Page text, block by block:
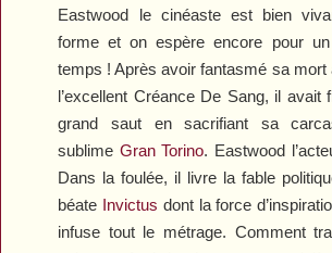
Eastwood le cinéaste est bien
forme et on espère encore pour
temps ! Après avoir fantasmé sa mort
l’excellent Créance De Sang, il avait
grand saut en sacrifiant sa
sublime Gran Torino. Eastwood
Dans la foulée, il livre la fable
béate Invictus dont la force
infuse tout le métrage. Comment